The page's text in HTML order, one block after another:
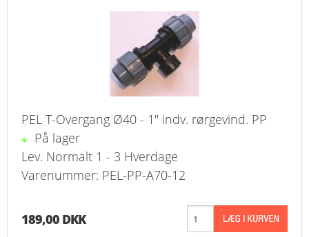
PEL T-Overgang Ø40 - 1" indv. rørgevind. PP
På lager
Lev. Normalt 1 - 3 Hverdage
Varenummer: PEL-PP-A70-12
189,00 DKK